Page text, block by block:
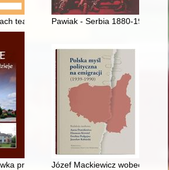
teatralnych, wystawianych na deskach
Pawiak - Serbia 1880-1915 :
przez dziejeJózef Mackiewicz wobec